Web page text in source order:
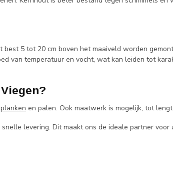
5 tot 20 cm boven het maaiveld worden
van temperatuur en vocht, wat kan leiden tot
planken en palen. Ook maatwerk is mogelijk, tot
levering. Dit maakt ons de ideale partner